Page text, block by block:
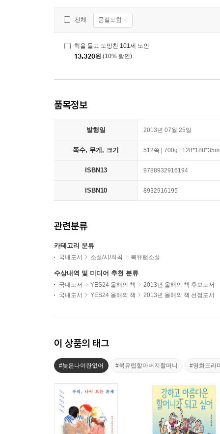
전체 품절포함
핵을 들고 도망친 101세 노인
13,320원 (10% 할인)
품목정보
발행일 2013년 07월 25일
쪽수, 무게, 크기 512쪽 | 700g |
ISBN13 9788932916194
ISBN10 8932916195
관련분류
카테고리 분류
국내도서 소설/시/희곡 북유럽소설
수상내역 및 미디어 추천 분류
국내도서 YES24 올해의 책
2013년 올해의 책 후보도서
국내도서
YES24 올해의 책 2013년 올해의 책 선정도서
이 상품의 태그
#늦은나이란없어 #북유럽할아버지할머니 #영화드라